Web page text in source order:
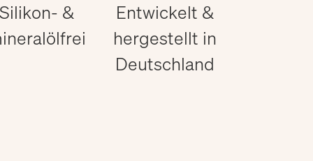
&
Entwickelt &
hergestellt in
Deutschland